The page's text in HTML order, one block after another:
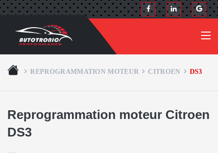
REPROGRAMMATION MOTEUR CITROEN DS3
Reprogrammation moteur Citroen
DS3